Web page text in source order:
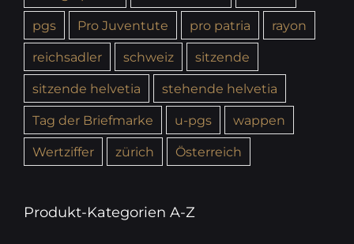
pgs
Pro Juventute pro patria
rayon
reichsadler
schweiz
sitzende
sitzende helvetia
stehende helvetia
Tag der Briefmarke
u-pgs
wappen
Wertziffer
zürich Österreich
Produkt-Kategorien A-Z